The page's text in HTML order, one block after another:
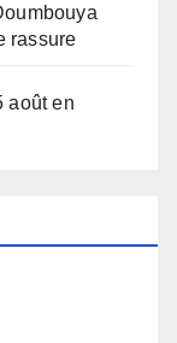
rassure
août en